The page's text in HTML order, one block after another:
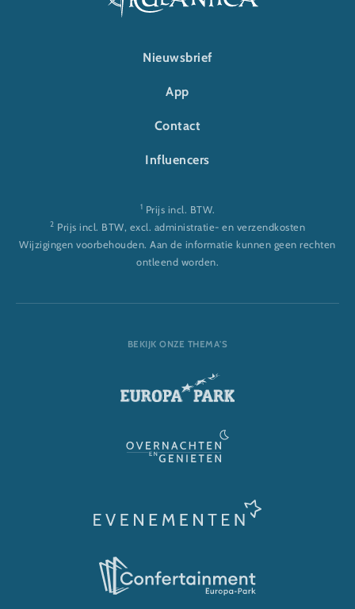
FOOTER-RULANTICA
Nieuwsbrief
App
Contact
Influencers
1 Prijs incl. BTW.
2 Prijs incl. BTW, excl. administratie- en verzendkosten
Wijzigingen voorbehouden. Aan de informatie kunnen geen rechten
ontleend worden.
BEKIJK ONZE THEMA'S